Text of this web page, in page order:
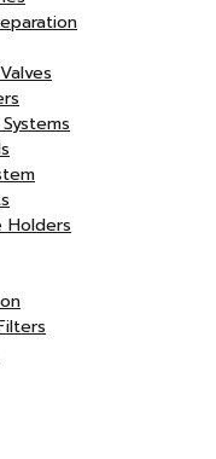
Holders